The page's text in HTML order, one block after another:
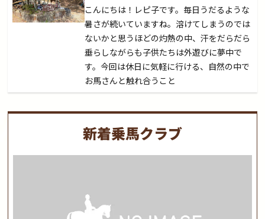
こんにちは！レピ子です。毎日うだるような
暑さが続いていますね。溶けてしまうのでは
ないかと思うほどの灼熱の中、汗をだらだら
垂らしながらも子供たちは外遊びに夢中で
す。今回は休日に気軽に行ける、自然の中で
お馬さんと触れ合うこと
新着乗馬クラブ